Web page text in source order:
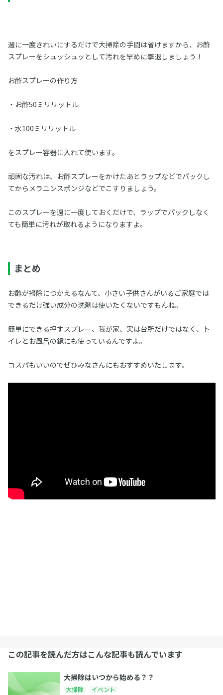
週に一度きれいにするだけで大掃除の手間は省けますから、お酢
スプレーをシュッシュッとして汚れを早めに撃退しましょう！
お酢スプレーの作り方
・お酢50ミリリットル
・水100ミリリットル
をスプレー容器に入れて使います。
頑固な汚れは、お酢スプレーをかけたあとラップなどでパックし
てからメラニンスポンジなどでこすりましょう。
このスプレーを週に一度しておくだけで、ラップでパックしなく
ても簡単に汚れが取れるようになりますよ。
まとめ
お酢が掃除につかえるなんて、小さい子供さんがいるご家庭では
できるだけ強い成分の洗剤は使いたくないですもんね。
簡単にできる押すスプレー、我が家、実は台所だけではなく、ト
イレとお風呂の鏡にも使っているんですよ。
コスパもいいのでぜひみなさんにもおすすめいたします。
この記事を読んだ方はこんな記事も読んでいます
大掃除はいつから始める？？
大掃除 イベント